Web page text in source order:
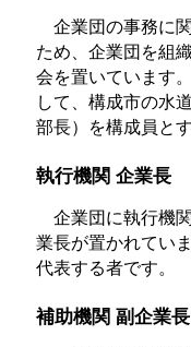
企業団の事務に
ため、企業団を組
会を置いています
して、構成市の水
部長）を構成員と
執行機関 企業長
企業団に執行機
業長が置かれてい
代表する者です。
補助機関 副企業長